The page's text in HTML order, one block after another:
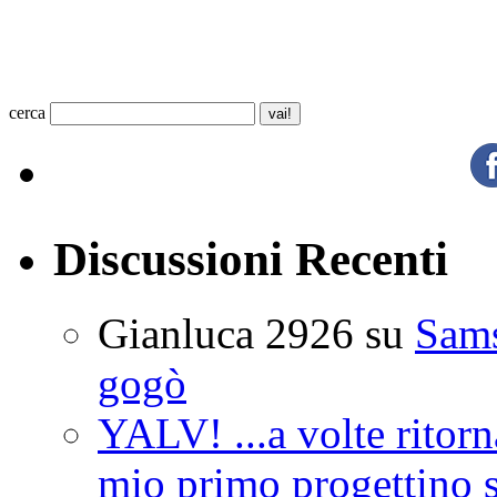
cerca
Discussioni Recenti
Gianluca 2926 su
gogò
YALV! ...a volte
mio primo progettino